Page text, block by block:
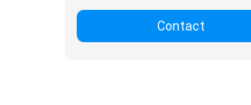
Contact